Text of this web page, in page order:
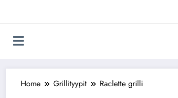
Home Grillityypit Raclette grilli